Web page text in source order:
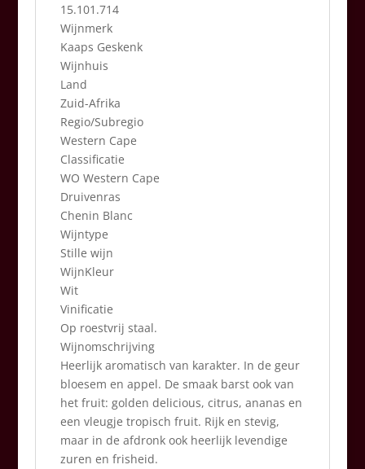
15.101.714
Wijnmerk
Kaaps Geskenk
Wijnhuis
Land
Zuid-Afrika
Regio/Subregio
Western Cape
Classificatie
WO Western Cape
Druivenras
Chenin Blanc
Wijntype
Stille wijn
WijnKleur
Wit
Vinificatie
Op roestvrij staal.
Wijnomschrijving
Heerlijk aromatisch van karakter. In de geur
bloesem en appel. De smaak barst ook van
het fruit: golden delicious, citrus, ananas en
een vleugje tropisch fruit. Rijk en stevig,
maar in de afdronk ook heerlijk levendige
zuren en frisheid.